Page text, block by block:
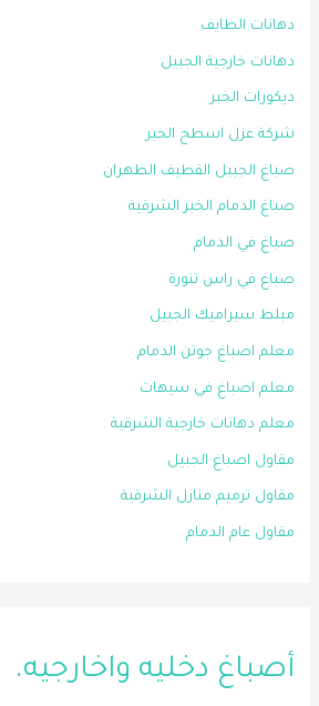
دهانات الطايف
دهانات خارجية الجبيل
ديكورات الخبر
شركة عزل اسطح الخبر
صباغ الجبيل القطيف الظهران
صباغ الدمام الخبر الشرقية
صباغ في الدمام
صباغ في راس تنورة
مبلط سيراميك الجبيل
معلم اصباغ جوتن الدمام
معلم اصباغ في سيهات
معلم دهانات خارجية الشرقية
مقاول اصباغ الجبيل
مقاول ترميم منازل الشرقية
مقاول عام الدمام
أصباغ دخليه واخارجيه.